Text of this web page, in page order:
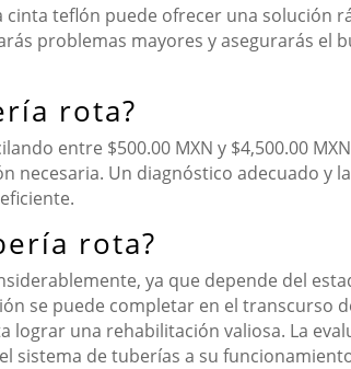
teflón puede ofrecer una solución
problemas mayores y asegurarás el
rota?
entre $500.00 MXN y $4,500.00
necesaria. Un diagnóstico adecuado y
rota?
ya que depende del
se puede completar en el transcurso
una rehabilitación valiosa. La
sistema de tuberías a su